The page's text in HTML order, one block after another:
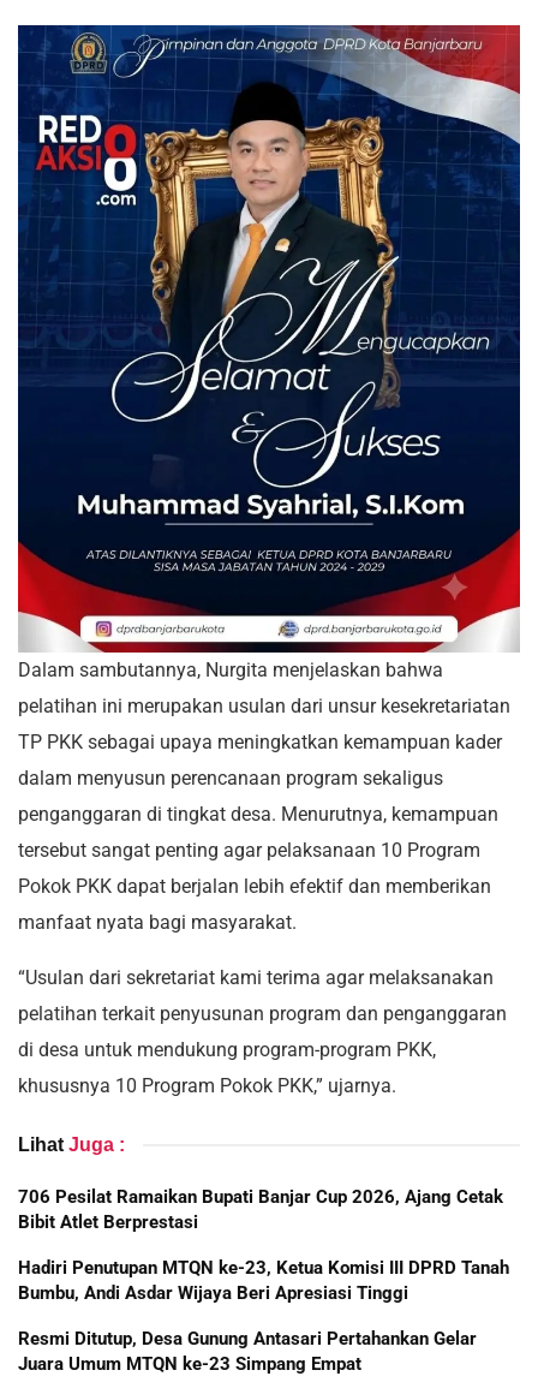
Dalam sambutannya, Nurgita menjelaskan bahwa
pelatihan ini merupakan usulan dari unsur kesekretariatan
TP PKK sebagai upaya meningkatkan kemampuan kader
dalam menyusun perencanaan program sekaligus
penganggaran di tingkat desa. Menurutnya, kemampuan
tersebut sangat penting agar pelaksanaan 10 Program
Pokok PKK dapat berjalan lebih efektif dan memberikan
manfaat nyata bagi masyarakat.
“Usulan dari sekretariat kami terima agar melaksanakan
pelatihan terkait penyusunan program dan penganggaran
di desa untuk mendukung program-program PKK,
khususnya 10 Program Pokok PKK,” ujarnya.
Lihat Juga :
706 Pesilat Ramaikan Bupati Banjar Cup 2026, Ajang Cetak
Bibit Atlet Berprestasi
Hadiri Penutupan MTQN ke-23, Ketua Komisi III DPRD Tanah
Bumbu, Andi Asdar Wijaya Beri Apresiasi Tinggi
Resmi Ditutup, Desa Gunung Antasari Pertahankan Gelar
Juara Umum MTQN ke-23 Simpang Empat